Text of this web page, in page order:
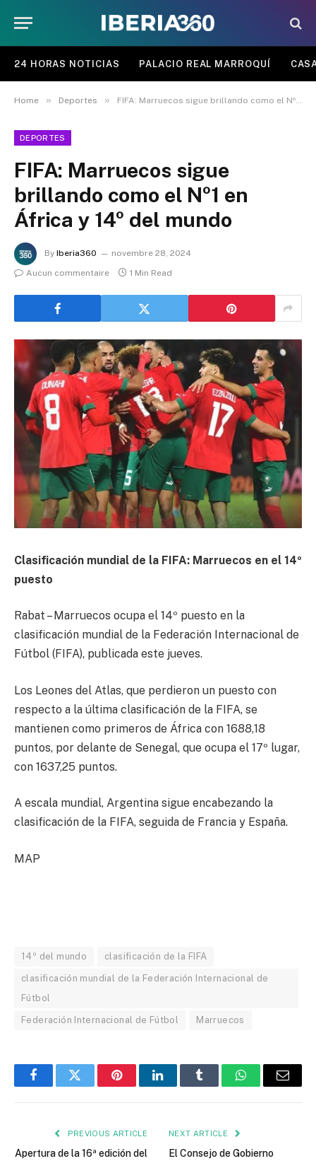
24 HORAS NOTICIAS PALACIO REAL MARROQUÍ
Home » Deportes » FIFA: Marruecos sigue brillando como el Nº1 en África y 14º del mundo
DEPORTES
FIFA: Marruecos sigue
brillando como el Nº1 en
África y 14º del mundo
By Iberia360
novembre 28, 2024
Aucun commentaire
1 Min Read
Clasificación mundial de la FIFA: Marruecos en el 14º
puesto
Rabat – Marruecos ocupa el 14º puesto en la
clasificación mundial de la Federación Internacional de
Fútbol (FIFA), publicada este jueves.
Los Leones del Atlas, que perdieron un puesto con
respecto a la última clasificación de la FIFA, se
mantienen como primeros de África con 1688,18
puntos, por delante de Senegal, que ocupa el 17º lugar,
con 1637,25 puntos.
A escala mundial, Argentina sigue encabezando la
clasificación de la FIFA, seguida de Francia y España.
MAP
14º del mundo clasificación de la FIFA
clasificación mundial de la Federación Internacional de
Fútbol
Federación Internacional de Fútbol Marruecos
FacebookTwitter PinterestLinkedInTumblr WhatsAppEmail
PREVIOUS ARTICLE
Apertura de la 16ª edición del
NEXT ARTICLE
El Consejo de Gobierno